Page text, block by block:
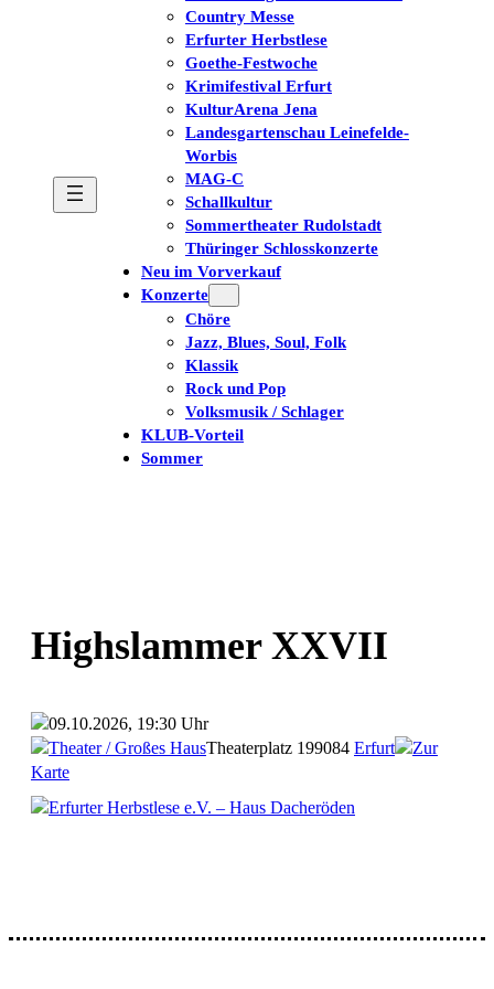
Country Messe
Erfurter Herbstlese
Goethe-Festwoche
Krimifestival Erfurt
KulturArena Jena
Landesgartenschau Leinefelde-
Worbis
MAG-C
Schallkultur
Sommertheater Rudolstadt
Thüringer Schlosskonzerte
Neu im Vorverkauf
Konzerte
Chöre
Jazz, Blues, Soul, Folk
Klassik
Rock und Pop
Volksmusik / Schlager
KLUB-Vorteil
Sommer
Highslammer XXVII
09.10.2026, 19:30 Uhr
Theater / Großes HausTheaterplatz 199084 Erfurt
Zur
Karte
Erfurter Herbstlese e.V. – Haus Dacheröden